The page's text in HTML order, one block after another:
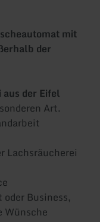
mit
der
der Eifel
Art.
Lachsräucherei
Business,